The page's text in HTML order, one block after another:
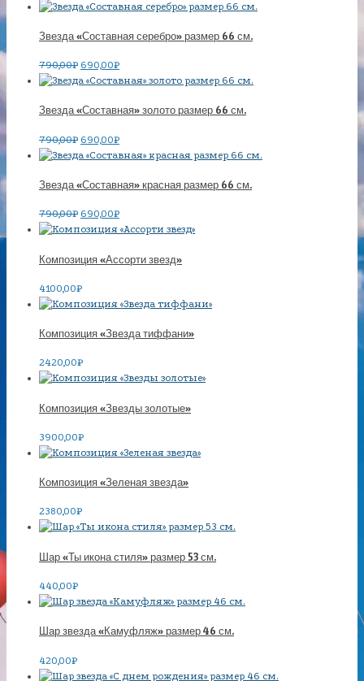
Звезда «Составная серебро» размер 66 см.
790,00₽ 690,00₽
Звезда «Составная» золото размер 66 см.
790,00₽ 690,00₽
Звезда «Составная» красная размер 66 см.
790,00₽ 690,00₽
Композиция «Ассорти звезд»
4100,00₽
Композиция «Звезда тиффани»
2420,00₽
Композиция «Звезды золотые»
3900,00₽
Композиция «Зеленая звезда»
2380,00₽
Шар «Ты икона стиля» размер 53 см.
440,00₽
Шар звезда «Камуфляж» размер 46 см.
420,00₽